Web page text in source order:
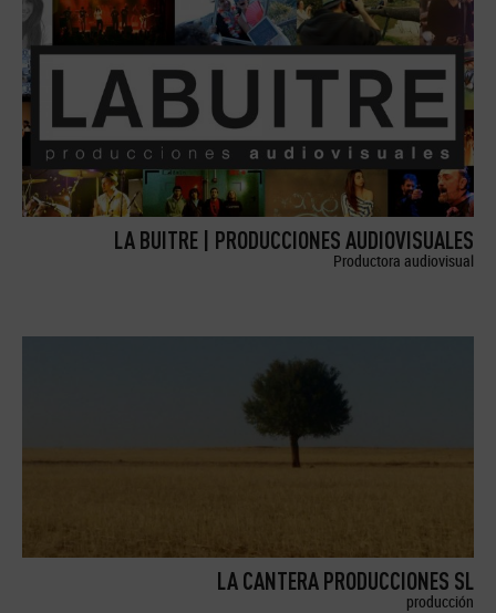
LA BUITRE | PRODUCCIONES AUDIOVISUALES
Productora audiovisual
LA CANTERA PRODUCCIONES SL
producción